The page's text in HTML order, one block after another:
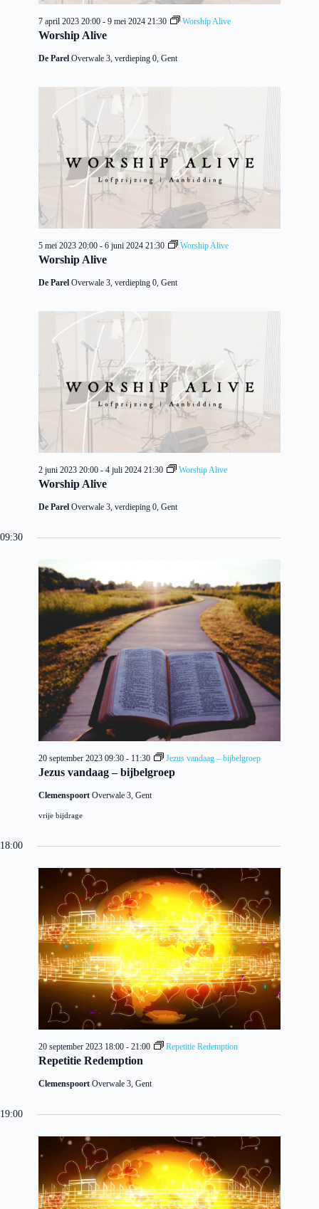
Worship Alive
7 april 2023 20:00 - 9 mei 2024 21:30 Worship Alive
De Parel Overwale 3, verdieping 0, Gent
Worship Alive
5 mei 2023 20:00 - 6 juni 2024 21:30 Worship Alive
De Parel Overwale 3, verdieping 0, Gent
Worship Alive
2 juni 2023 20:00 - 4 juli 2024 21:30 Worship Alive
De Parel Overwale 3, verdieping 0, Gent
09:30
Jezus vandaag – bijbelgroep
20 september 2023 09:30 - 11:30 Jezus vandaag – bijbelgroep
Clemenspoort Overwale 3, Gent
vrije bijdrage
18:00
Repetitie Redemption
20 september 2023 18:00 - 21:00 Repetitie Redemption
Clemenspoort Overwale 3, Gent
19:00